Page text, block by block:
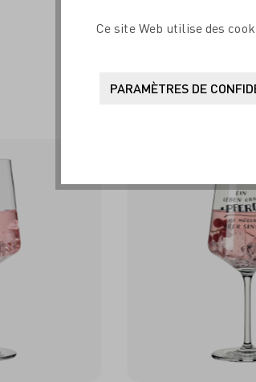
Ce site Web utilise des
PARAMÈTRES DE